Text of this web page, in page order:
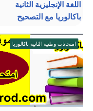
اللغة الإنجليزية الثانية
باكالوريا مع التصحيح
امتحانات وطنية الثانية باكالوريا